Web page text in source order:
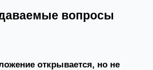
вопросы
открывается, но не